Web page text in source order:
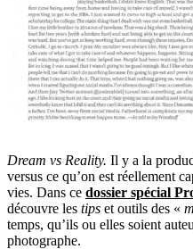
Dream vs Reality. Il y a la
versus ce qu’on est réellement
vies. Dans ce dossier spécial
découvre les tips et outils des «
temps, qu’ils ou elles soient
photographe.